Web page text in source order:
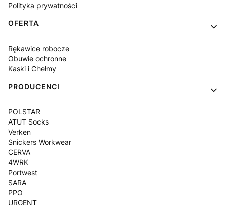
Polityka prywatności
OFERTA
Rękawice robocze
Obuwie ochronne
Kaski i Chełmy
PRODUCENCI
POLSTAR
ATUT Socks
Verken
Snickers Workwear
CERVA
4WRK
Portwest
SARA
PPO
URGENT